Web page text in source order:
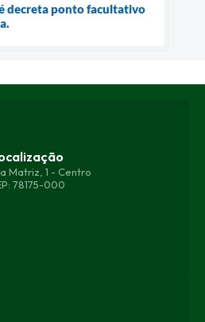
decreta ponto facultativo
Matriz, 1 - Centro
78175-000